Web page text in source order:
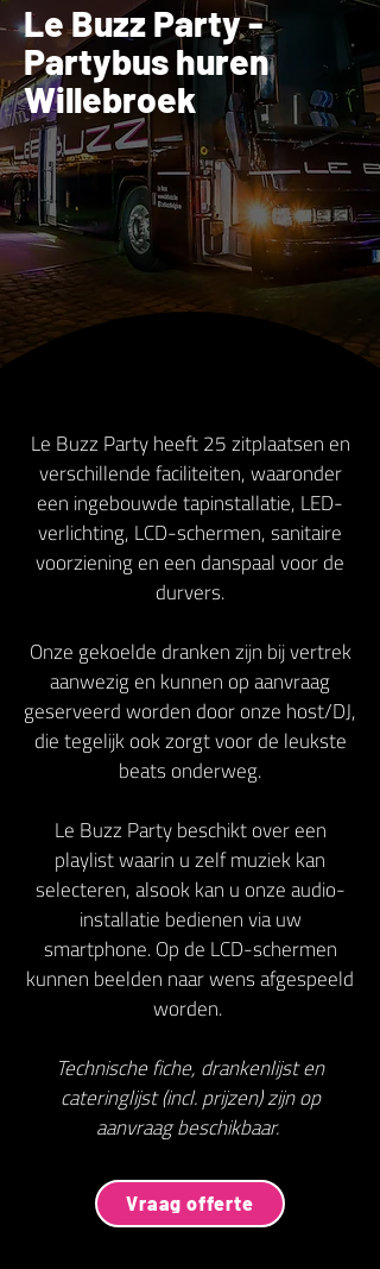
Le Buzz Party -
Partybus huren
Willebroek
Le Buzz Party heeft 25 zitplaatsen en
verschillende faciliteiten, waaronder
een ingebouwde tapinstallatie, LED-
verlichting, LCD-schermen, sanitaire
voorziening en een danspaal voor de
durvers.
Onze gekoelde dranken zijn bij vertrek
aanwezig en kunnen op aanvraag
geserveerd worden door onze host/DJ,
die tegelijk ook zorgt voor de leukste
beats onderweg.
Le Buzz Party beschikt over een
playlist waarin u zelf muziek kan
selecteren, alsook kan u onze audio-
installatie bedienen via uw
smartphone. Op de LCD-schermen
kunnen beelden naar wens afgespeeld
worden.
Technische fiche, drankenlijst en
cateringlijst (incl. prijzen) zijn op
aanvraag beschikbaar.
Vraag offerte